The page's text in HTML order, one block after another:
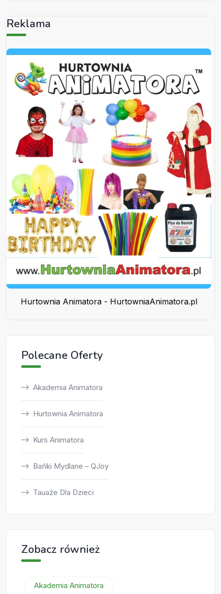
Reklama
Hurtownia Animatora - HurtowniaAnimatora.pl
Polecane Oferty
Akademia Animatora
Hurtownia Animatora
Kurs Animatora
Bańki Mydlane – QJoy
Tauaże Dla Dzieci
Zobacz również
Akademia Animatora